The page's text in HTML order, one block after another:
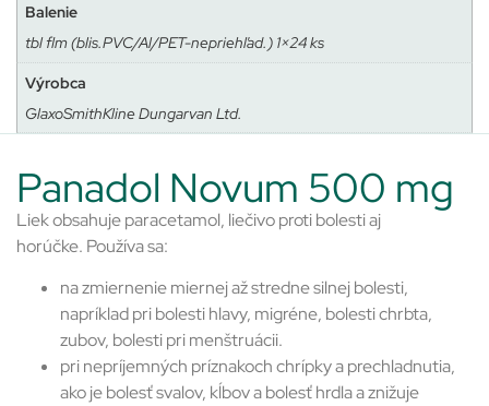
Balenie
tbl flm (blis.PVC/Al/PET-nepriehľad.) 1×24 ks
Výrobca
GlaxoSmithKline Dungarvan Ltd.
Panadol Novum 500 mg
Liek obsahuje paracetamol, liečivo proti bolesti aj
horúčke. Používa sa:
na zmiernenie miernej až stredne silnej bolesti,
napríklad pri bolesti hlavy, migréne, bolesti chrbta,
zubov, bolesti pri menštruácii.
pri nepríjemných príznakoch chrípky a prechladnutia,
ako je bolesť svalov, kĺbov a bolesť hrdla a znižuje